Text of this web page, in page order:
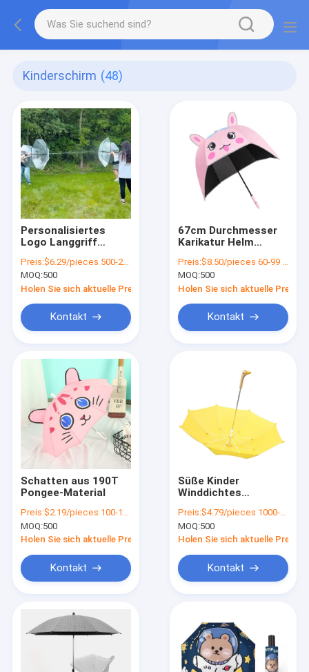
Kinderschirm (48)
Personalisiertes
Logo Langgriff
für Kinder Outdoor
Aktivitäten
Preis:$6.29/pieces 500-2999 pieces
MOQ:500
Holen Sie sich aktuelle Preis
Kontakt
67cm Durchmesser
Karikatur Helm
Handbuch Offenes
Schönes Design für
Mädchen UV und
Winddicht
Preis:$8.50/pieces 60-99 pieces
MOQ:500
Holen Sie sich aktuelle Preis
Kontakt
Schatten aus 190T
Pongee-Material
Preis:$2.19/pieces 100-1999 pieces
MOQ:500
Holen Sie sich aktuelle Preis
Kontakt
Süße Kinder
Winddichtes
individuellem Logo
und
halbautomatischer
Preis:$4.79/pieces 1000-1999 pieces
MOQ:500
Holen Sie sich aktuelle Preis
Kontakt